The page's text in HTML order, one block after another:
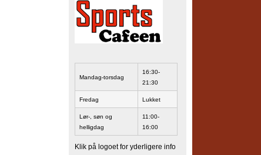
Mandag-torsdag
16:30-
21:30
Fredag Lukket
Lør-, søn og
helligdag
11:00-
16:00
Klik på logoet for yderligere info